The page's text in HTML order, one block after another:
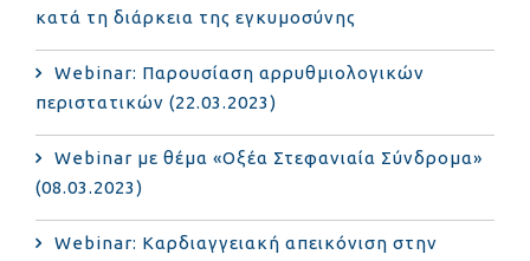
κατά τη διάρκεια της εγκυμοσύνης
Webinar: Παρουσίαση αρρυθμιολογικών
περιστατικών (22.03.2023)
Webinar με θέμα «Οξέα Στεφανιαία Σύνδρομα»
(08.03.2023)
Webinar: Καρδιαγγειακή απεικόνιση στην